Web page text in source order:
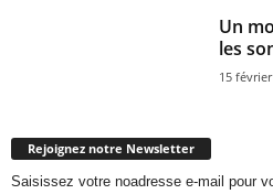
Un
les
15
Rejoignez notre Newsletter
Saisissez votre noadresse e-mail pour